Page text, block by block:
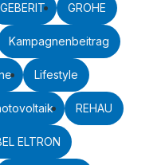
GEBERIT GROHE
Kampagnenbeitrag
Lifestyle
REHAU
ELTRON